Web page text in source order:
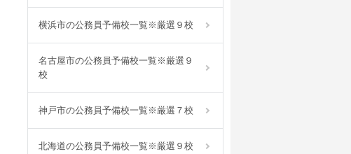
横浜市の公務員予備校一覧※厳選９校
名古屋市の公務員予備校一覧※厳選９
校
神戸市の公務員予備校一覧※厳選７校
北海道の公務員予備校一覧※厳選９校